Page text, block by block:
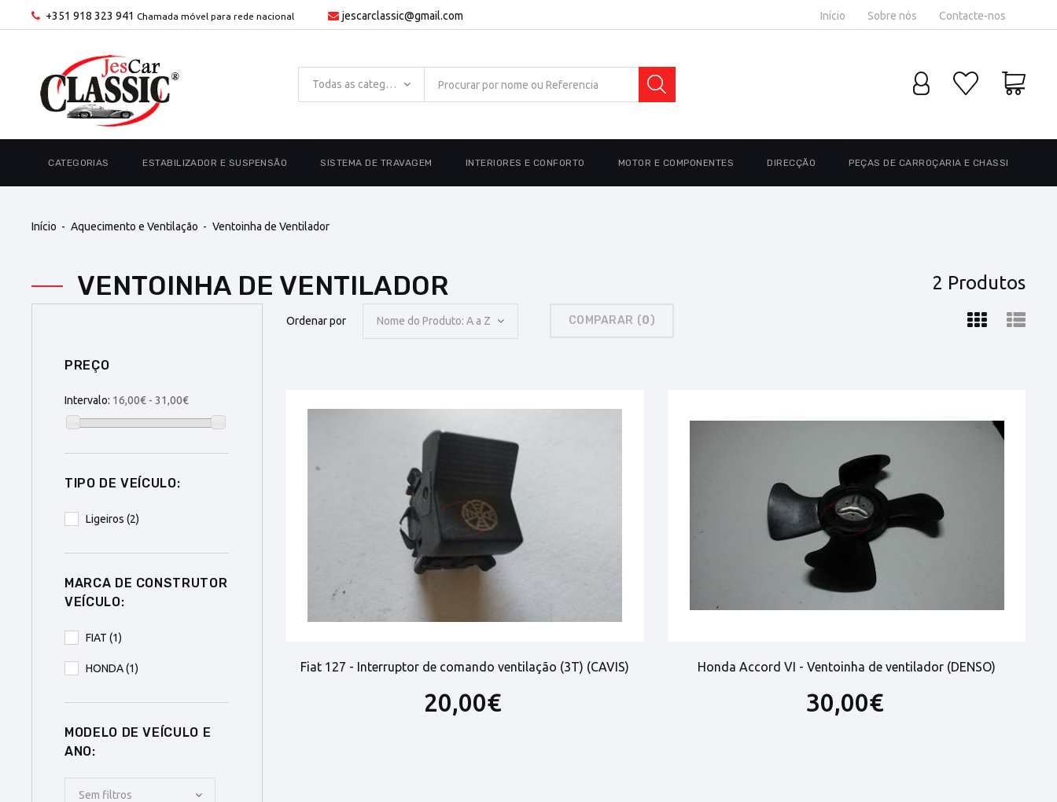
+351 918 323 941 Chamada móvel para rede nacional jescarclassic@gmail.com Início Sobre nós Contacte-nos
Todas as categorias
CATEGORIAS ESTABILIZADOR E SUSPENSÃO SISTEMA DE TRAVAGEM INTERIORES E CONFORTO MOTOR E COMPONENTES DIRECÇÃO PEÇAS DE CARROÇARIA E CHASSI
Início Aquecimento e Ventilação Ventoinha de Ventilador
VENTOINHA DE VENTILADOR 2 Produtos
Ordenar por Nome do Produto: A a Z COMPARAR (0)
Fiat 127 - Interruptor de comando ventilação (3T) (CAVIS)
20,00€
Honda Accord VI - Ventoinha de ventilador (DENSO)
30,00€
PREÇO
Intervalo: 16,00€ - 31,00€
TIPO DE VEÍCULO:
Ligeiros (2)
MARCA DE CONSTRUTOR
VEÍCULO:
FIAT (1)
HONDA(1)
MODELO DE VEÍCULO E
ANO:
Sem filtros